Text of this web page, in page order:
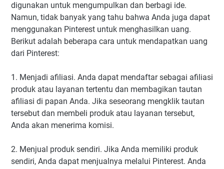
digunakan untuk mengumpulkan dan berbagi ide.
Namun, tidak banyak yang tahu bahwa Anda juga dapat
menggunakan Pinterest untuk menghasilkan uang.
Berikut adalah beberapa cara untuk mendapatkan uang
dari Pinterest:
1. Menjadi afiliasi. Anda dapat mendaftar sebagai afiliasi
produk atau layanan tertentu dan membagikan tautan
afiliasi di papan Anda. Jika seseorang mengklik tautan
tersebut dan membeli produk atau layanan tersebut,
Anda akan menerima komisi.
2. Menjual produk sendiri. Jika Anda memiliki produk
sendiri, Anda dapat menjualnya melalui Pinterest. Anda